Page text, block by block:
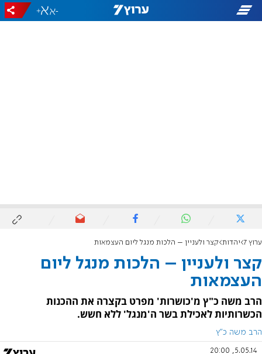
-
+
ערוץ 7 יהדות קצר ולעניין – הלכות מנגל ליום העצמאות
קצר ולעניין – הלכות מנגל ליום
העצמאות
הרב משה כ"ץ מ'כושרות' מפרט בקצרה את ההכנות
הכשרותיות לאכילת בשר ה'מנגל' ללא חשש.
הרב משה כ"ץ
5.05.14, 20:00